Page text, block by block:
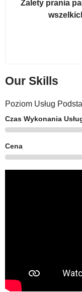
Zalety prania
Our Skills
Poziom Usług
Czas Wykonania
Cena